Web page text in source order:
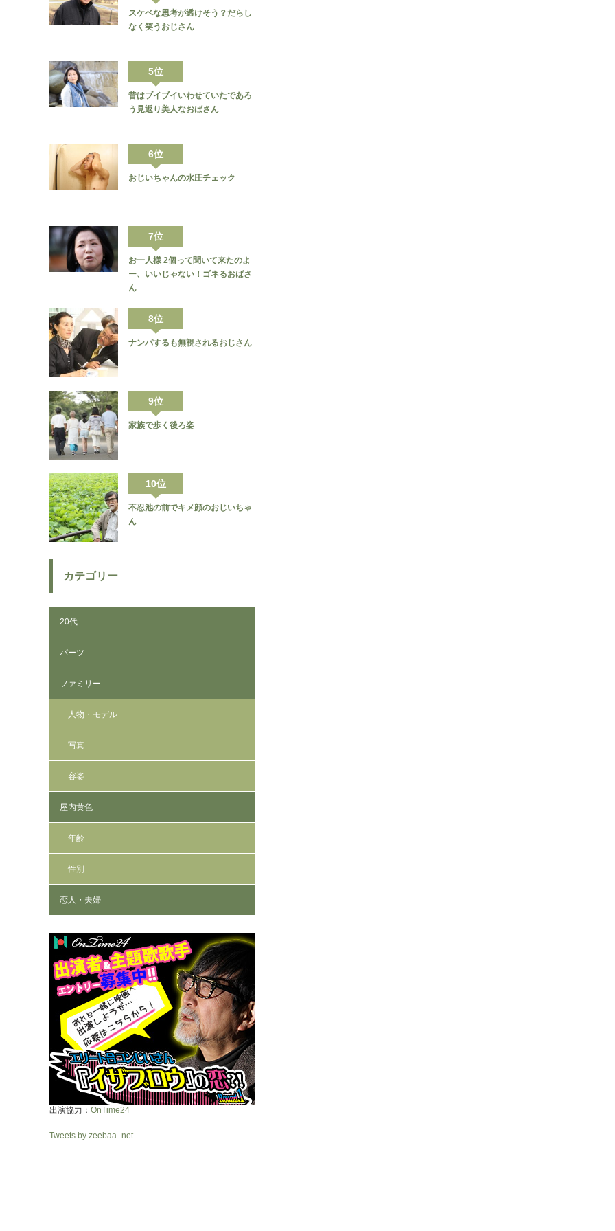
スケベな思考が透けそう？だらし
なく笑うおじさん
5位
昔はブイブイいわせていたであろ
う見返り美人なおばさん
6位
おじいちゃんの水圧チェック
7位
お一人様 2個って聞いて来たのよ
ー、いいじゃない！ゴネるおばさ
ん
8位
ナンパするも無視されるおじさん
9位
家族で歩く後ろ姿
10位
不忍池の前でキメ顔のおじいちゃ
ん
カテゴリー
20代
パーツ
ファミリー
人物・モデル
写真
容姿
屋内黄色
年齢
性別
恋人・夫婦
出演協力： OnTime24
Tweets by zeebaa_net